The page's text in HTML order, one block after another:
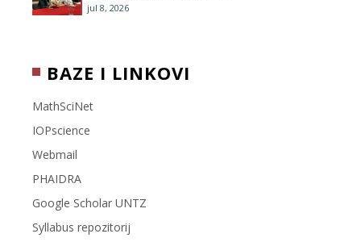
jul 8, 2026
BAZE I LINKOVI
MathSciNet
IOPscience
Webmail
PHAIDRA
Google Scholar UNTZ
Syllabus repozitorij